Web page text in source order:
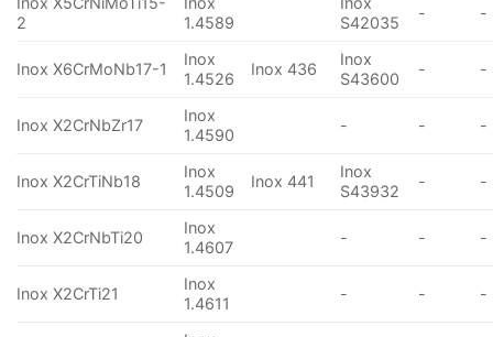
2
1.4589
S42035
- -
Inox X6CrMoNb17-1
Inox
1.4526
Inox 436
Inox
S43600
- -
Inox X2CrNbZr17
Inox
1.4590
- - -
Inox X2CrTiNb18
Inox
1.4509
Inox 441
Inox
S43932
- -
Inox X2CrNbTi20
Inox
1.4607
- - -
Inox X2CrTi21
Inox
1.4611
- - -